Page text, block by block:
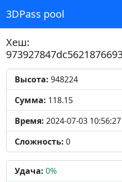
3DPass pool
Хеш:
Высота: 948224
Сумма: 118.15
Время: 2024-07-03 10:56:27
Сложность: 0
Удача: 0%